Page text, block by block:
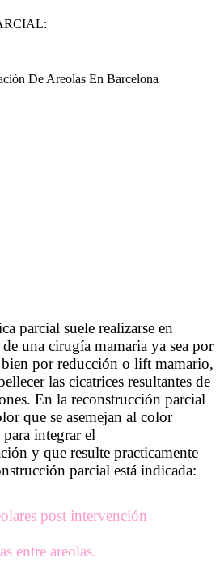
parcial suele realizarse en
de una cirugía mamaria ya sea por
por reducción o lift mamario,
las cicatrices resultantes de
En la reconstrucción parcial
que se asemejan al color
integrar el
y que resulte practicamente
parcial está indicada:
post intervención
entre areolas.